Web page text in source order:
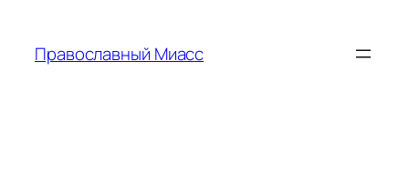
содержимому
Православный Миасс